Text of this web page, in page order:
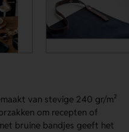
van stevige 240 gr/m²
om recepten of
bruine bandjes geeft het